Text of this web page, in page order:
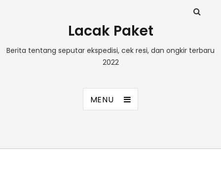
Lacak Paket
Berita tentang seputar ekspedisi, cek resi, dan ongkir terbaru
2022
MENU